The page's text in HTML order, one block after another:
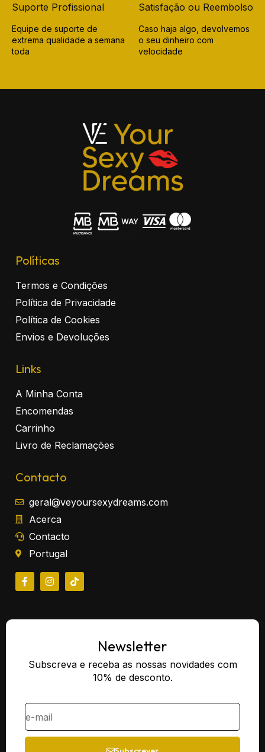
Suporte Profissional
Equipe de suporte de
extrema qualidade a semana
toda
Satisfação ou Reembolso
Caso haja algo, devolvemos
o seu dinheiro com
velocidade
Políticas
Termos e Condições
Política de Privacidade
Política de Cookies
Envios e Devoluções
Links
A Minha Conta
Encomendas
Carrinho
Livro de Reclamações
Contacto
geral@veyoursexydreams.com
Acerca
Contacto
Portugal
Newsletter
Subscreva e receba as nossas novidades com
10% de desconto.